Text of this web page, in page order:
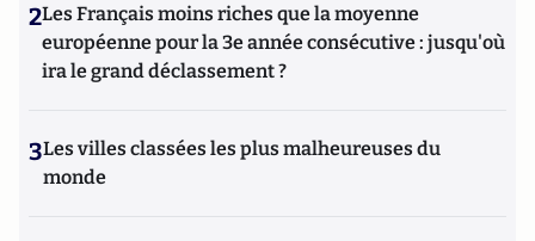
2Les Français moins riches que la moyenne
européenne pour la 3e année consécutive : jusqu'où
ira le grand déclassement ?
3Les villes classées les plus malheureuses du
monde